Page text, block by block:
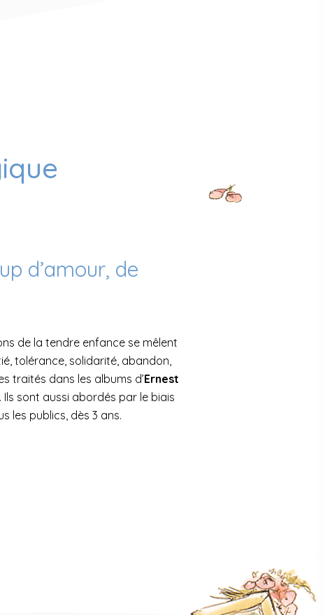
d’amour, de
de la tendre enfance se mêlent
tolérance, solidarité, abandon,
traités dans les albums d’Ernest
Ils sont aussi abordés par le biais
les publics, dès 3 ans.